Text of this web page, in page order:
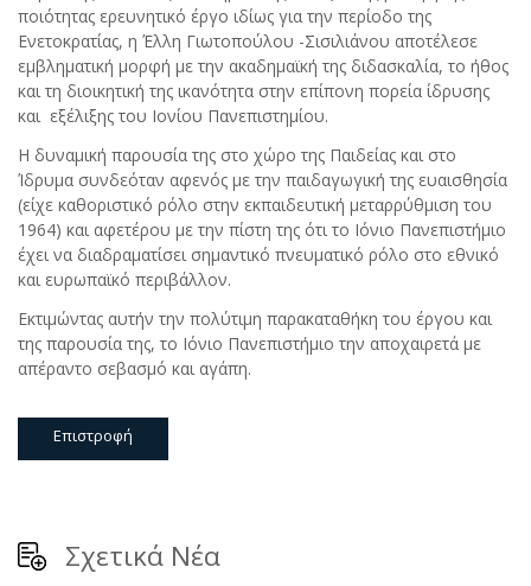
ποιότητας ερευνητικό έργο ιδίως για την περίοδο της
Ενετοκρατίας, η Έλλη Γιωτοπούλου -Σισιλιάνου αποτέλεσε
εμβληματική μορφή με την ακαδημαϊκή της διδασκαλία, το ήθος
και τη διοικητική της ικανότητα στην επίπονη πορεία ίδρυσης
και εξέλιξης του Ιονίου Πανεπιστημίου.
Η δυναμική παρουσία της στο χώρο της Παιδείας και στο
Ίδρυμα συνδεόταν αφενός με την παιδαγωγική της ευαισθησία
(είχε καθοριστικό ρόλο στην εκπαιδευτική μεταρρύθμιση του
1964) και αφετέρου με την πίστη της ότι το Ιόνιο Πανεπιστήμιο
έχει να διαδραματίσει σημαντικό πνευματικό ρόλο στο εθνικό
και ευρωπαϊκό περιβάλλον.
Εκτιμώντας αυτήν την πολύτιμη παρακαταθήκη του έργου και
της παρουσία της, το Ιόνιο Πανεπιστήμιο την αποχαιρετά με
απέραντο σεβασμό και αγάπη.
Επιστροφή
Σχετικά Νέα